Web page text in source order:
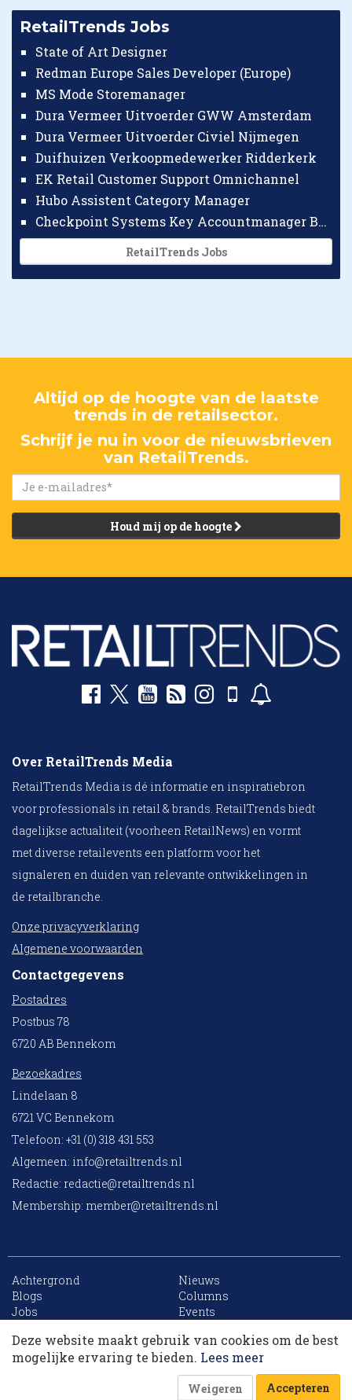
RetailTrends Jobs
State of Art Designer
Redman Europe Sales Developer (Europe)
MS Mode Storemanager
Dura Vermeer Uitvoerder GWW Amsterdam
Dura Vermeer Uitvoerder Civiel Nijmegen
Duifhuizen Verkoopmedewerker Ridderkerk
EK Retail Customer Support Omnichannel
Hubo Assistent Category Manager
Checkpoint Systems Key Accountmanager Benelux
RetailTrends Jobs
Altijd op de hoogte van de laatste
trends in de retailsector.
Schrijf je nu in voor de nieuwsbrieven
van RetailTrends.
Houd mij op de hoogte
Over RetailTrends Media
RetailTrends Media is dé informatie en inspiratiebron
voor professionals in retail & brands. RetailTrends biedt
dagelijkse actualiteit (voorheen RetailNews) en vormt
met diverse retailevents een platform voor het
signaleren en duiden van relevante ontwikkelingen in
de retailbranche.
Onze privacyverklaring
Algemene voorwaarden
Contactgegevens
Postadres
Postbus 78
6720 AB Bennekom
Bezoekadres
Lindelaan 8
6721 VC Bennekom
Telefoon: +31 (0) 318 431 553
Algemeen: info@retailtrends.nl
Redactie: redactie@retailtrends.nl
Membership: member@retailtrends.nl
Achtergrond
Nieuws
Blogs
Columns
Jobs
Events
Archief
Sitemap
Deze website maakt gebruik van cookies om de best
mogelijke ervaring te bieden. Lees meer
Weigeren Accepteren
10 collega’s
Korting op events